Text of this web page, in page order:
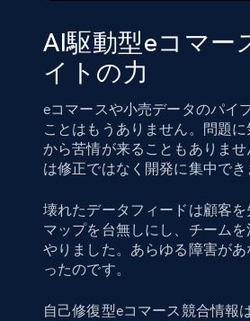
AI駆動型eコマー
イトの力
eコマースや小売データのパイ
ことはもうありません。問題
から苦情が来ることもありま
は修正ではなく開発に集中でき
壊れたデータフィードは顧客
マップを台無しにし、チーム
やりました。あらゆる障害が
ったのです。
自己修復型eコマース競合情報